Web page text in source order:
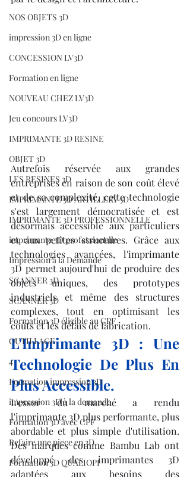
NOS OBJETS 3D
impression 3D en ligne
CONCESSION LV3D
Formation en ligne
NOUVEAU CHEZ LV3D
Jeu concours LV3D
IMPRIMANTE 3D RESINE
OBJET 3D
LES RESINES 3D
IMPRIMANTE 3D ARTILLERY 3D
IMPRIMANTE 3D PROFESSIONNELLE
imprimante 3D professionelle
Impression à la Demande
SCANNER 3D
SCANNER 3D
Formation 3D éligible au CPF
OUTILLAGE
4
Formation impression 3D
impression 3D à la demande
Formation 3D avec CPF
Refaire une piece en 3D
Formation 3D QUALIOPI
Autrefois réservée aux grandes
entreprises en raison de son coût élevé
et de sa complexité, cette technologie
s'est largement démocratisée et est
désormais accessible aux particuliers
et aux petites structures. Grâce aux
technologies avancées, l'imprimante
3D permet aujourd'hui de produire des
objets uniques, des prototypes
industriels et même des structures
complexes, tout en optimisant les
coûts et les délais de fabrication.
L'Imprimante 3D : Une
Technologie De Plus En
Plus Accessible.
L'essor du marché a rendu
l'imprimante 3D plus performante, plus
abordable et plus simple d'utilisation.
Des marques comme Bambu Lab ont
développé des imprimantes 3D
adaptées aux besoins des